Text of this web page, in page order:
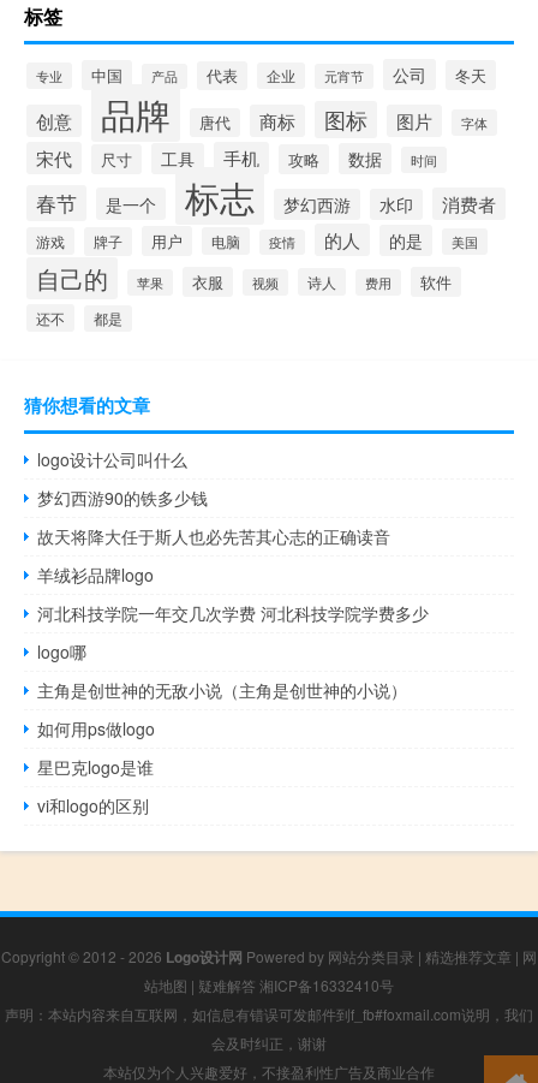
标签
专业 中国 产品 代表 企业 元宵节 公司 冬天
创意 品牌 唐代 商标 图标 图片 字体
宋代 尺寸 工具 手机 攻略 数据 时间
春节 是一个 标志 梦幻西游 水印 消费者
游戏 牌子 用户 电脑 疫情 的人 的是 美国
自己的 苹果 衣服 视频 诗人 费用 软件
还不 都是
猜你想看的文章
logo设计公司叫什么
梦幻西游90的铁多少钱
故天将降大任于斯人也必先苦其心志的正确读音
羊绒衫品牌logo
河北科技学院一年交几次学费 河北科技学院学费多少
logo哪
主角是创世神的无敌小说（主角是创世神的小说）
如何用ps做logo
星巴克logo是谁
vi和logo的区别
Copyright © 2012 - 2026 Logo设计网 Powered by 网站分类目录 | 精选推荐文章 | 网
站地图 | 疑难解答 湘ICP备16332410号
声明：本站内容来自互联网，如信息有错误可发邮件到f_fb#foxmail.com说明，我们
会及时纠正，谢谢
本站仅为个人兴趣爱好，不接盈利性广告及商业合作